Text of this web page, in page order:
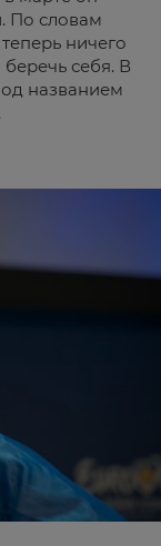
По словам
теперь ничего
себя. В
названием